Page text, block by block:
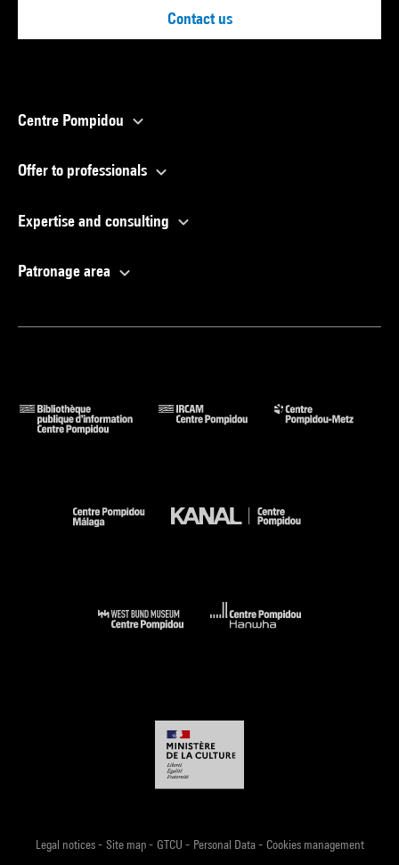
Contact us
Centre Pompidou
Offer to professionals
Expertise and consulting
Patronage area
Legal notices- Site map- GTCU - Personal Data- Cookies management